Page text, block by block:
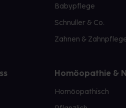
Babypflege
Schnuller & Co.
Zahnen &
Homöopathie &
Homöopathisch